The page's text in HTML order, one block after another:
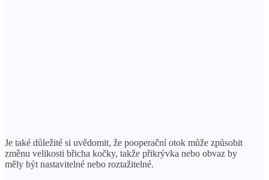
Je také důležité si uvědomit, že pooperační otok může způsobit
změnu velikosti břicha kočky, takže přikrývka nebo obvaz by
měly být nastavitelné nebo roztažitelné.